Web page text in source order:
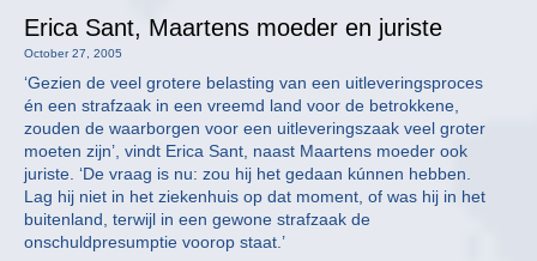
Erica Sant, Maartens moeder en juriste
October 27, 2005
‘Gezien de veel grotere belasting van een uitleveringsproces
én een strafzaak in een vreemd land voor de betrokkene,
zouden de waarborgen voor een uitleveringszaak veel groter
moeten zijn’, vindt Erica Sant, naast Maartens moeder ook
juriste. ‘De vraag is nu: zou hij het gedaan kúnnen hebben.
Lag hij niet in het ziekenhuis op dat moment, of was hij in het
buitenland, terwijl in een gewone strafzaak de
onschuldpresumptie voorop staat.’